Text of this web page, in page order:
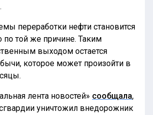
переработки нефти становится
по той же причине. Таким
выходом остается
которое может произойти в
лента новостей» сообщала,
уничтожил внедорожник